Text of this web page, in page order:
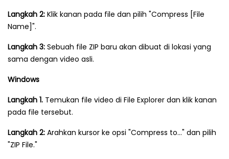
Langkah 2: Klik kanan pada file dan pilih "Compress [File
Name]".
Langkah 3: Sebuah file ZIP baru akan dibuat di lokasi yang
sama dengan video asli.
Windows
Langkah 1. Temukan file video di File Explorer dan klik kanan
pada file tersebut.
Langkah 2: Arahkan kursor ke opsi "Compress to…" dan pilih
"ZIP File."